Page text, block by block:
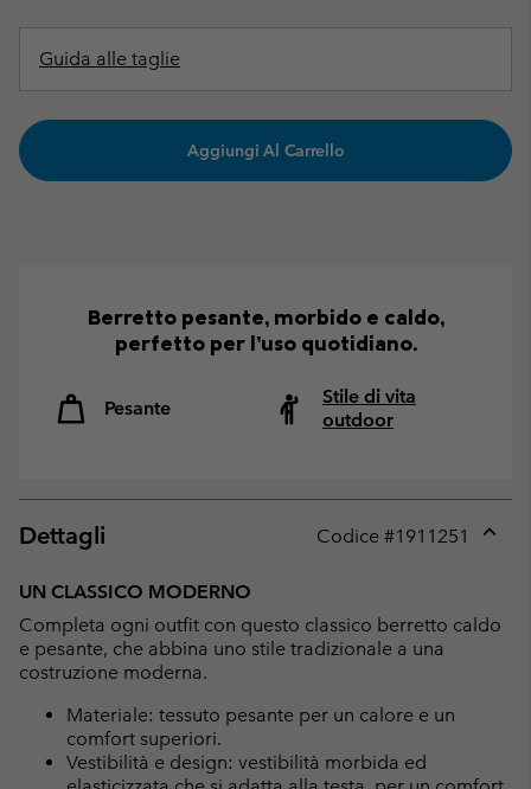
Guida alle taglie
Aggiungi Al Carrello
Berretto pesante, morbido e caldo,
perfetto per l’uso quotidiano.
Pesante
Stile di vita
outdoor
Dettagli Codice #1911251
UN CLASSICO MODERNO
Completa ogni outfit con questo classico berretto caldo
e pesante, che abbina uno stile tradizionale a una
costruzione moderna.
Materiale: tessuto pesante per un calore e un
comfort superiori.
Vestibilità e design: vestibilità morbida ed